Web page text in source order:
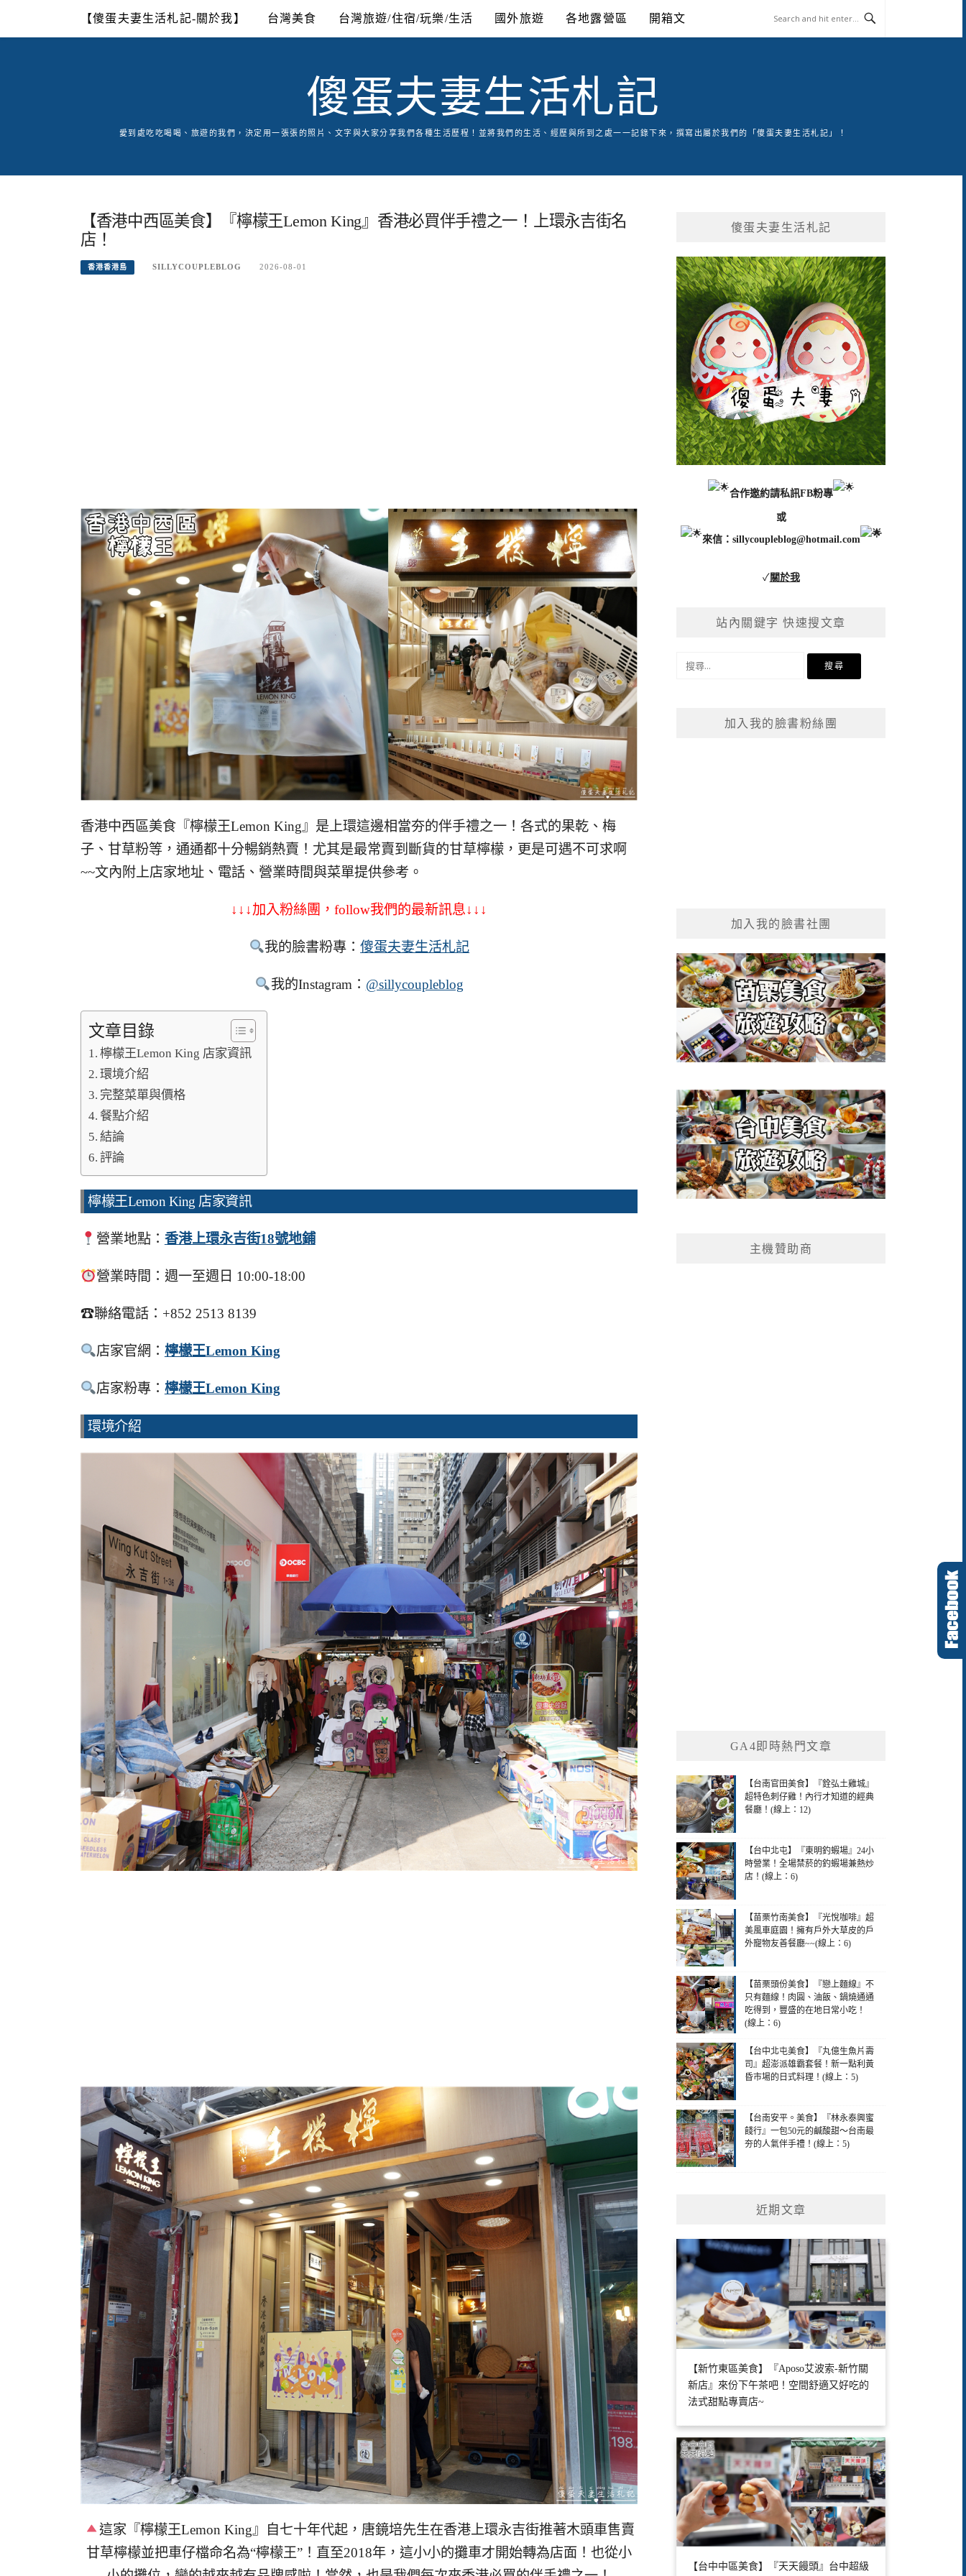
content
【傻蛋夫妻生活札記-關於我】 台灣美食 台灣旅遊/住宿/玩樂/生活 國外旅遊 各地露營區 開箱文
傻蛋夫妻生活札記
愛到處吃吃喝喝、旅遊的我們，決定用一張張的照片、文字與大家分享我們各種生活歷程！並將我們的生活、經歷與所到之處一一記錄下來，撰寫出屬於我們的「傻蛋夫妻生活札記」！
【香港中西區美食】『檸檬王Lemon King』香港必買伴手禮之一！上環永吉街名
店！
香港香港島 SILLYCOUPLEBLOG 2026-08-01
香港中西區美食『檸檬王Lemon King』是上環這邊相當夯的伴手禮之一！各式的果乾、梅
子、甘草粉等，通通都十分暢銷熱賣！尤其是最常賣到斷貨的甘草檸檬，更是可遇不可求啊
~~文內附上店家地址、電話、營業時間與菜單提供參考。
↓↓↓加入粉絲團，follow我們的最新訊息↓↓↓
我的臉書粉專：傻蛋夫妻生活札記
我的Instagram： @sillycoupleblog
文章目錄
檸檬王Lemon King 店家資訊
環境介紹
完整菜單與價格
餐點介紹
結論
評論
檸檬王Lemon King 店家資訊
營業地點： 香港上環永吉街18號地鋪
營業時間：週一至週日 10:00-18:00
☎聯絡電話：+852 2513 8139
店家官網： 檸檬王Lemon King
店家粉專： 檸檬王Lemon King
環境介紹
這家『檸檬王Lemon King』自七十年代起，唐鏡培先生在香港上環永吉街推著木頭車售賣
甘草檸檬並把車仔檔命名為“檸檬王”！直至2018年，這小小的攤車才開始轉為店面！也從小
傻蛋夫妻生活札記
合作邀約請私訊FB粉專
或
來信： sillycoupleblog@hotmail.com
✓關於我
站內關鍵字 快速搜文章
加入我的臉書粉絲團
加入我的臉書社團
主機贊助商
GA4即時熱門文章
【台南官田美食】『銓弘土雞城』
超特色刺仔雞！內行才知道的經典
餐廳！(線上：12)
【台中北屯】『東明釣蝦場』24小
時營業！全場禁菸的釣蝦場兼熱炒
店！(線上：6)
【苗栗竹南美食】『光悅咖啡』超
美風車庭園！擁有戶外大草皮的戶
外寵物友善餐廳~~(線上：6)
【苗栗頭份美食】『戀上麵線』不
只有麵線！肉圓、油飯、鍋燒通通
吃得到，豐盛的在地日常小吃！
(線上：6)
【台中北屯美食】『丸億生魚片壽
司』超澎派雄霸套餐！新一點利黃
昏市場的日式料理！(線上：5)
【台南安平。美食】『林永泰興蜜
餞行』一包50元的鹹酸甜～台南最
夯的人氣伴手禮！(線上：5)
近期文章
【新竹東區美食】『Aposo艾波索-新竹關
新店』來份下午茶吧！空間舒適又好吃的
法式甜點專賣店~
【台中中區美食】『天天饅頭』台中超級